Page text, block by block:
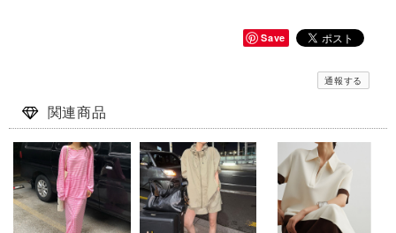
Save
通報する
関連商品